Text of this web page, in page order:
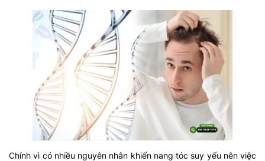
Chính vì có nhiều nguyên nhân khiến nang tóc suy yếu nên việc